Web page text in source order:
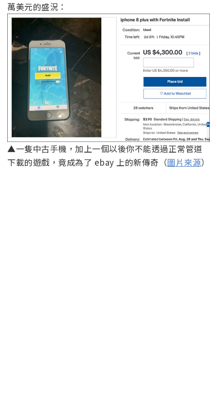
萬美元的盛況：
▲一隻中古手機，加上一個以後你不能透過正常管道
下載的遊戲，竟成為了 ebay 上的新傳奇（圖片來源）